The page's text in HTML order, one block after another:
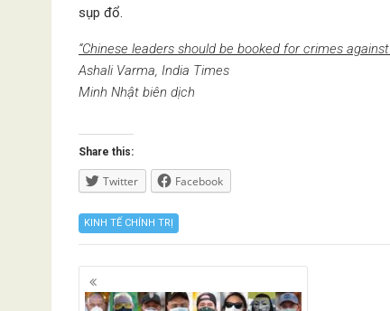
sụp đổ.
“Chinese leaders should be booked for crimes
Ashali Varma, India Times
Minh Nhật biên dịch
Share this:
Twitter Facebook
KINH TẾ CHÍNH TRỊ
Posts
navigation